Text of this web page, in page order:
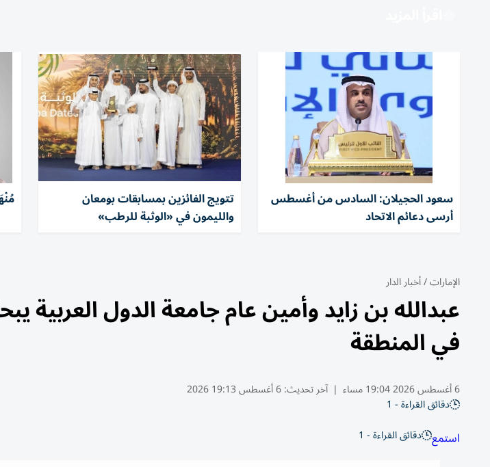
سعود الحجيلان: السادس من أغسطس
أرسى دعائم الاتحاد
تتويج الفائزين بمسابقات بومعان
والليمون في «الوثبة للرطب»
الإمارات/أخبار الدار
عبدالله بن زايد وأمين عام جامعة الدول العربية
في المنطقة
6 أغسطس 2026 19:04 مساء | آخر تحديث:6 أغسطس 19:13 2026
دقائق القراءة - 1
استمع دقائق القراءة - 1